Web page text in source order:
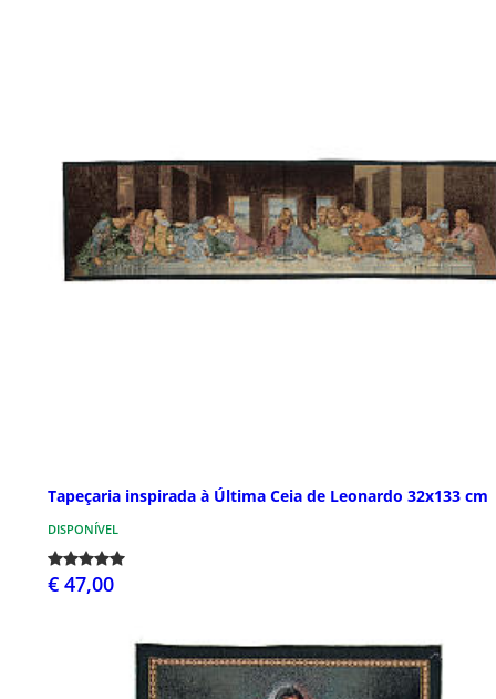
Tapeçaria inspirada à Última Ceia de Leonardo 32x133 cm
DISPONÍVEL
€ 47,00